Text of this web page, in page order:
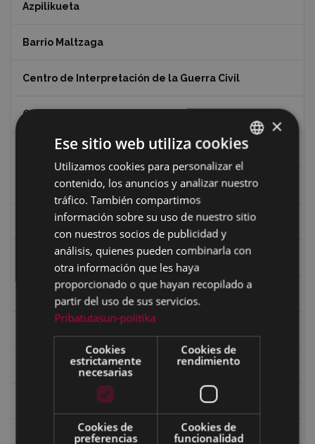
Azpilikueta
Barrio Maltzaga
Centro de Interpretación de la Guerra Civil
Ciclismo
Ciclismo "A rueda"
Dibujos de Julen Zabaleta
Eibar desde el aire
Eibartarren ahotan
Ermitas
Fondo Carlos Narbaiza
BASQUE
SPANISH
×
Ese sitio web utiliza cookies
Utilizamos cookies para personalizar el
contenido, los anuncios y analizar nuestro
tráfico. También compartimos
información sobre su uso de nuestro sitio
con nuestros socios de publicidad y
análisis, quienes pueden combinarla con
otra información que les haya
proporcionado o que hayan recopilado a
partir del uso de sus servicios.
Pribatutasun-politika
Cookies
estrictamente
necesarias
Cookies de
rendimiento
Cookies de
preferencias
Cookies de
funcionalidad